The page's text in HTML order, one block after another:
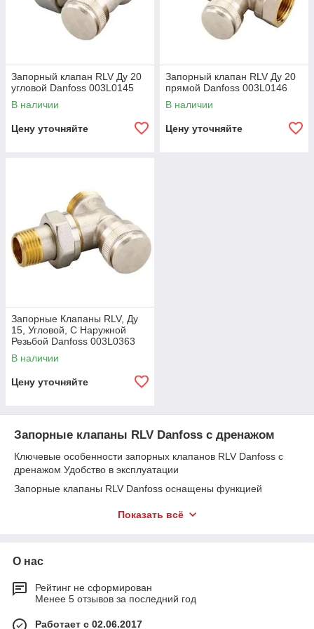
Запорный клапан RLV Ду 20
угловой Danfoss 003L0145
В наличии
Цену уточняйте
Запорный клапан RLV Ду 20
прямой Danfoss 003L0146
В наличии
Цену уточняйте
Запорные Клапаны RLV, Ду
15, Угловой, С Наружной
Резьбой Danfoss 003L0363
В наличии
Цену уточняйте
Запорные клапаны RLV Danfoss с дренажом
Ключевые особенности запорных клапанов RLV Danfoss с
дренажом Удобство в эксплуатации
Запорные клапаны RLV Danfoss оснащены функцией
обслуживании. Дренаж позволяет легко удалять воздух и
Высокое качество и надежность
Клапаны RLV Danfoss изготовлены из высококачественных
материалов, что обеспечивает их долгий срок службы и
надежную работу. Корпус клапанов выполнен из латуни,
которая устойчива к коррозии и механическим
Показать всё
О нас
Рейтинг не сформирован
Менее 5 отзывов за последний год
Работает с 02.06.2017